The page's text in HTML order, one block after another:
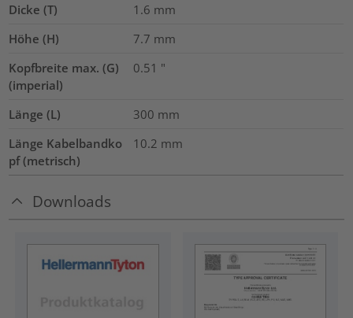
Dicke (T)
1.6 mm
Höhe (H)
7.7 mm
Kopfbreite max. (G)
(imperial)
0.51 "
Länge (L) 300 mm
Länge Kabelbandko
pf (metrisch)
10.2 mm
Downloads